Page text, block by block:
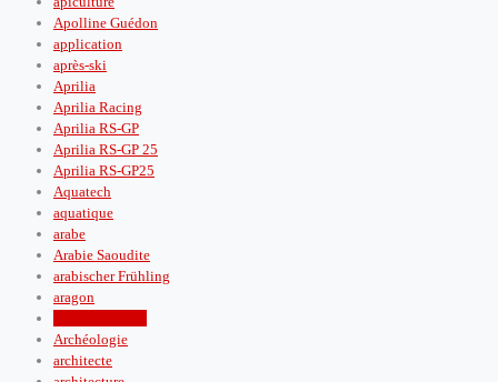
Apolline Guédon
application
après‑ski
Aprilia
Aprilia Racing
Aprilia RS-GP
Aprilia RS-GP 25
Aprilia RS-GP25
Aquatech
aquatique
arabe
Arabie Saoudite
arabischer Frühling
aragon
Archéologie
architecte